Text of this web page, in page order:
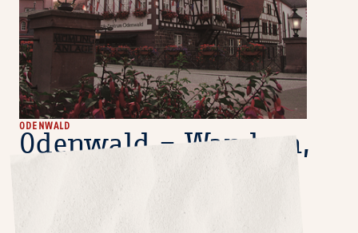
ODENWALD
Odenwald – Wandern,
Natur und Ruhe im
Herzen Deutschlands